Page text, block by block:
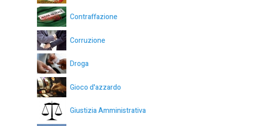
Contraffazione
Corruzione
Droga
Gioco d'azzardo
Giustizia Amministrativa